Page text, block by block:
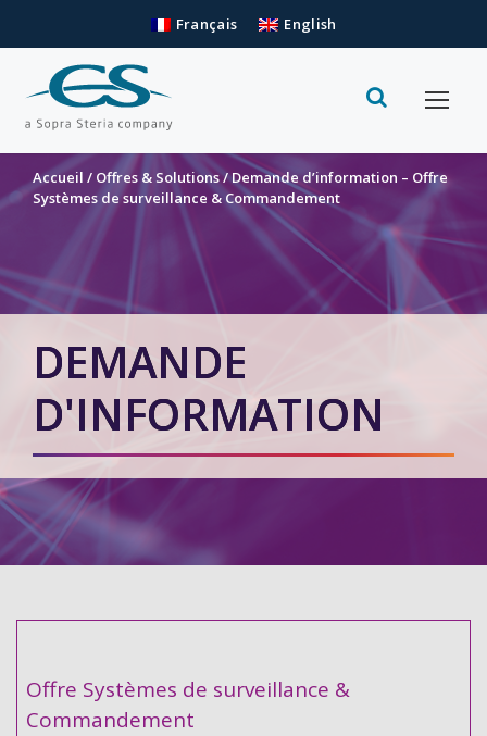
Français English
Accueil / Offres & Solutions/Demande d’information – Offre
Systèmes de surveillance & Commandement
DEMANDE
D'INFORMATION
Offre Systèmes de surveillance &
Commandement